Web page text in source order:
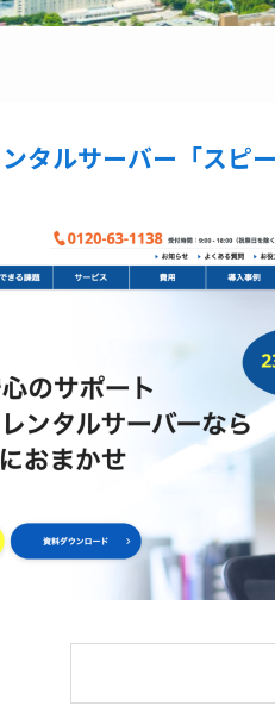
タルサーバー「スピー